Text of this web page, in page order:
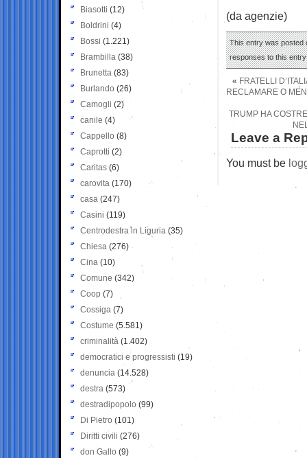
(da agenzie)
This entry was posted
responses to this
« FRATELLI
RECLAMARE O
TRUMP HA
Leave a
You must be
Biasotti (12)
Boldrini (4)
Bossi (1.221)
Brambilla (38)
Brunetta (83)
Burlando (26)
Camogli (2)
canile (4)
Cappello (8)
Caprotti (2)
Caritas (6)
carovita (170)
casa (247)
Casini (119)
Centrodestra in Liguria (35)
Chiesa (276)
Cina (10)
Comune (342)
Coop (7)
Cossiga (7)
Costume (5.581)
criminalità (1.402)
democratici e progressisti (19)
denuncia (14.528)
destra (573)
destradipopolo (99)
Di Pietro (101)
Diritti civili (276)
don Gallo (9)